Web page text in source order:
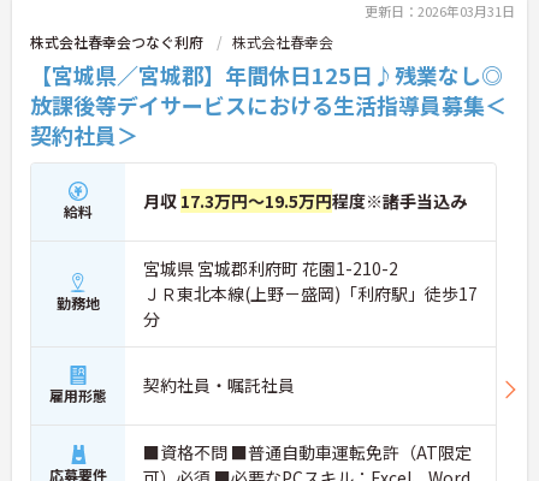
更新日：2026年03月31日
株式会社春幸会つなぐ利府 株式会社春幸会
【宮城県／宮城郡】年間休日125日♪残業なし◎
放課後等デイサービスにおける生活指導員募集＜
契約社員＞
給料 月収 17.3万円～19.5万円程度※諸手当込み
勤務地
宮城県 宮城郡利府町 花園1-210-2
ＪＲ東北本線(上野－盛岡)「利府駅」徒歩17
分
雇用形態 契約社員・嘱託社員
応募要件
■資格不問 ■普通自動車運転免許（AT限定